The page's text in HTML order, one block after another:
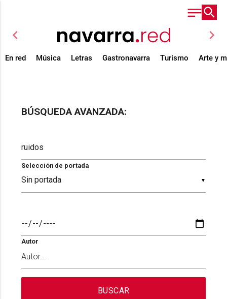
chevron_left chevron_right
En red Música Letras Gastronavarra Turismo Arte y
BÚSQUEDA AVANZADA:
▼
Selección de portada
Autor
BUSCAR